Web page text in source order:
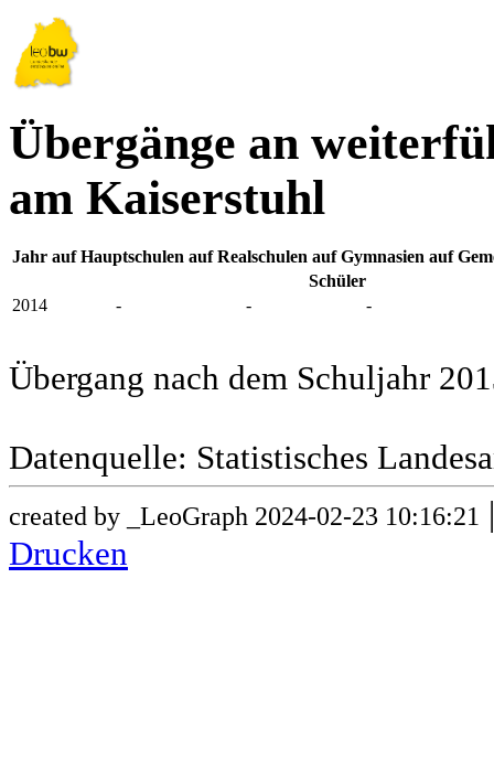
Übergänge an
am Kaiserstuhl
Jahr auf Hauptschulen auf Realschulen auf Gymnasien auf
Schüler
2014
- - -
Übergang nach dem Schuljahr
Datenquelle: Statistisches
created by _LeoGraph 2024-02-23 10:16:21
Drucken